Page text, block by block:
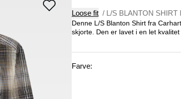
Loose fit / L/S BLANTON SHIRT
Denne L/S Blanton Shirt fra
skjorte. Den er lavet i en let kvalitet
Farve: